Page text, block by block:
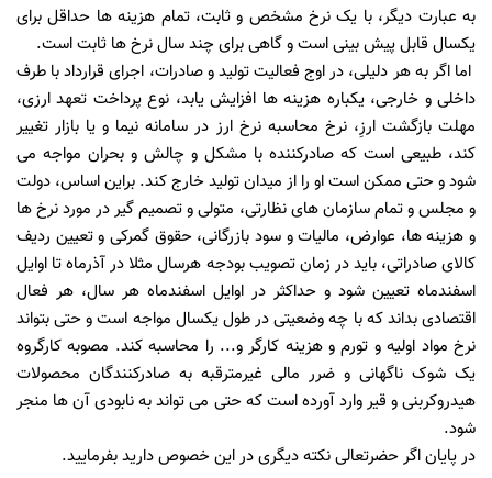
به عبارت دیگر، با یک نرخ مشخص و ثابت، تمام هزینه ها حداقل برای
یکسال قابل پیش بینی است و گاهی برای چند سال نرخ ها ثابت است.
اما اگر به هر دلیلی، در اوج فعالیت تولید و صادرات، اجرای قرارداد با طرف
داخلی و خارجی، یکباره هزینه ها افزایش یابد، نوع پرداخت تعهد ارزی،
مهلت بازگشت ارزِ، نرخ محاسبه نرخ ارز در سامانه نیما و یا بازار تغییر
کند، طبیعی است که صادرکننده با مشکل و چالش و بحران مواجه می
شود و حتی ممکن است او را از میدان تولید خارج کند. براین اساس، دولت
و مجلس و تمام سازمان های نظارتی، متولی و تصمیم گیر در مورد نرخ ها
و هزینه ها، عوارض، مالیات و سود بازرگانی، حقوق گمرکی و تعیین ردیف
کالای صادراتی، باید در زمان تصویب بودجه هرسال مثلا در آذرماه تا اوایل
اسفندماه تعیین شود و حداکثر در اوایل اسفندماه هر سال، هر فعال
اقتصادی بداند که با چه وضعیتی در طول یکسال مواجه است و حتی بتواند
نرخ مواد اولیه و تورم و هزینه کارگر و... را محاسبه کند. مصوبه کارگروه
یک شوک ناگهانی و ضرر مالی غیرمترقبه به صادرکنندگان محصولات
هیدروکربنی و قیر وارد آورده است که حتی می تواند به نابودی آن ها منجر
شود.
در پایان اگر حضرتعالی نکته دیگری در این خصوص دارید بفرمایید.‌